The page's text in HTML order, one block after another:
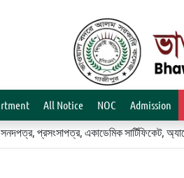
All Notice NOC Admission
সনদপত্র, প্রসংসাপত্র, একাডেমিক